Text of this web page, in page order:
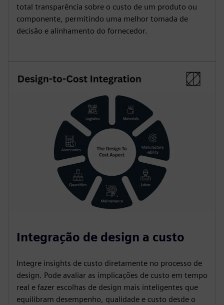
total transparência sobre o custo de um produto ou
componente, permitindo uma melhor tomada de
decisão e alinhamento do fornecedor.
Integração de design a custo
Integre insights de custo diretamente no processo de
design. Pode avaliar as implicações de custo em tempo
real e fazer escolhas de design mais inteligentes que
equilibram desempenho, qualidade e custo desde o